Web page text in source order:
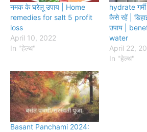
नमक के घरेलू उपाय | Home
remedies for salt 5 profit
loss
April 10, 2022
In "हेल्थ"
hydrate
कैसे रहें |
उपाय |
water
April 22,
In "हेल्थ"
Basant Panchami 2024: